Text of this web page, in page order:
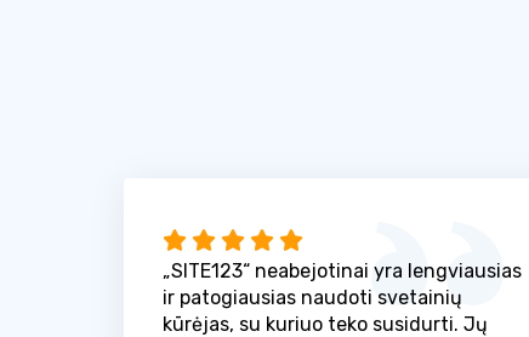
„SITE123“ neabejotinai yra lengviausias
ir patogiausias naudoti svetainių
kūrėjas, su kuriuo teko susidurti. Jų